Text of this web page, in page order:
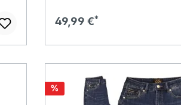
Regulärer Preis:
49,99 €
Rabatt
%